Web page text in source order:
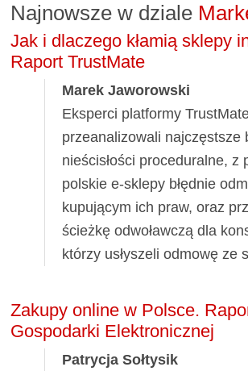
Najnowsze w dziale
Jak i dlaczego kłamią sklepy
Raport TrustMate
Marek Jaworowski
Eksperci platformy
przeanalizowali najczęstsze
nieścisłości proceduralne, z
polskie e-sklepy błędnie
kupującym ich praw, oraz
ścieżkę odwoławczą dla
którzy usłyszeli odmowę ze
Zakupy online w Polsce.
Gospodarki Elektronicznej
Patrycja Sołtysik